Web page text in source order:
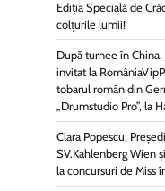
Ediția Specială de
colțurile lumii!
După turnee în
invitat la
tobarul român din
„Drumstudio Pro”, la
Clara Popescu,
SV.Kahlenberg Wien
la concursuri de Miss